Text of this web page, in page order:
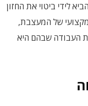
לידי ביטוי את החזון
של המעצבת,
העבודה שבהם היא